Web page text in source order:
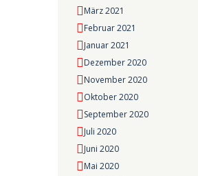
März 2021
Februar 2021
Januar 2021
Dezember 2020
November 2020
Oktober 2020
September 2020
Juli 2020
Juni 2020
Mai 2020